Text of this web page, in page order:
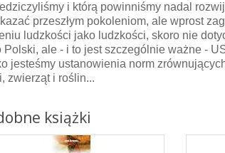
i którą powinniśmy nadal
przeszłym pokoleniom, ale wprost
ludzkości jako ludzkości, skoro nie
Polski, ale - i to jest szczególnie ważne -
jesteśmy ustanowienia norm
zwierząt i roślin...
książki